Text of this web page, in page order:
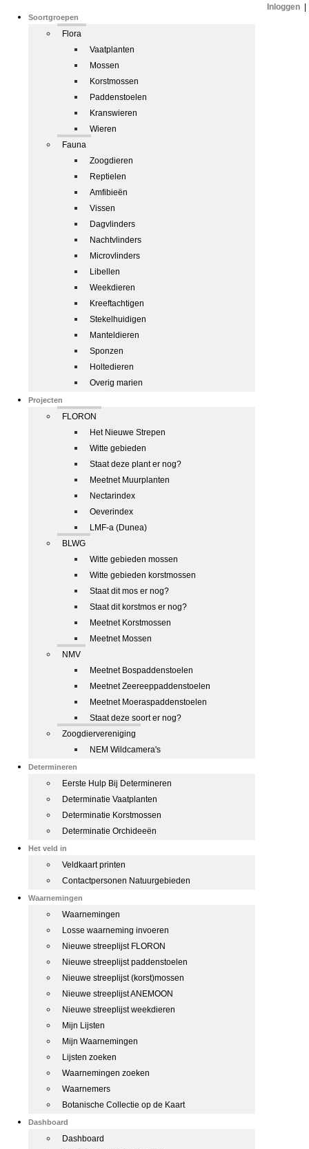
Soortgroepen
Flora
Vaatplanten
Mossen
Korstmossen
Paddenstoelen
Kranswieren
Wieren
Fauna
Zoogdieren
Reptielen
Amfibieën
Vissen
Dagvlinders
Nachtvlinders
Microvlinders
Libellen
Weekdieren
Kreeftachtigen
Stekelhuidigen
Manteldieren
Sponzen
Holtedieren
Overig marien
Projecten
FLORON
Het Nieuwe Strepen
Witte gebieden
Staat deze plant er nog?
Meetnet Muurplanten
Nectarindex
Oeverindex
LMF-a (Dunea)
BLWG
Witte gebieden mossen
Witte gebieden korstmossen
Staat dit mos er nog?
Staat dit korstmos er nog?
Meetnet Korstmossen
Meetnet Mossen
NMV
Meetnet Bospaddenstoelen
Meetnet Zeereeppaddenstoelen
Meetnet Moeraspaddenstoelen
Staat deze soort er nog?
Zoogdiervereniging
NEM Wildcamera's
Determineren
Eerste Hulp Bij Determineren
Determinatie Vaatplanten
Determinatie Korstmossen
Determinatie Orchideeën
Het veld in
Veldkaart printen
Contactpersonen Natuurgebieden
Waarnemingen
Waarnemingen
Losse waarneming invoeren
Nieuwe streeplijst FLORON
Nieuwe streeplijst paddenstoelen
Nieuwe streeplijst (korst)mossen
Nieuwe streeplijst ANEMOON
Nieuwe streeplijst weekdieren
Mijn Lijsten
Mijn Waarnemingen
Lijsten zoeken
Waarnemingen zoeken
Waarnemers
Botanische Collectie op de Kaart
Dashboard
Dashboard
Inloggen